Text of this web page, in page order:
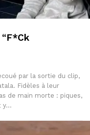
“F*ck
par la sortie du clip,
Fidèles à leur
de main morte : piques,
y…